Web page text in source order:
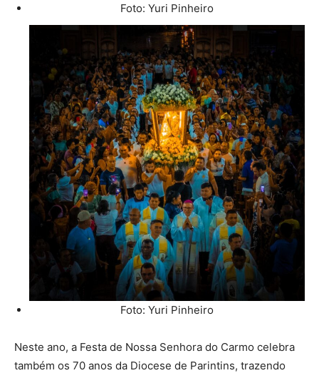
Foto: Yuri Pinheiro
Foto: Yuri Pinheiro
Neste ano, a Festa de Nossa Senhora do Carmo celebra
também os 70 anos da Diocese de Parintins, trazendo